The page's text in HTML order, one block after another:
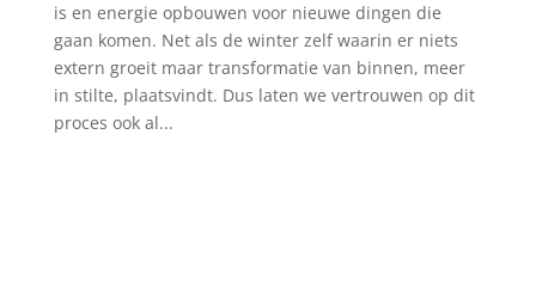
is en energie opbouwen voor nieuwe dingen die
gaan komen. Net als de winter zelf waarin er niets
extern groeit maar transformatie van binnen, meer
in stilte, plaatsvindt. Dus laten we vertrouwen op dit
proces ook al...